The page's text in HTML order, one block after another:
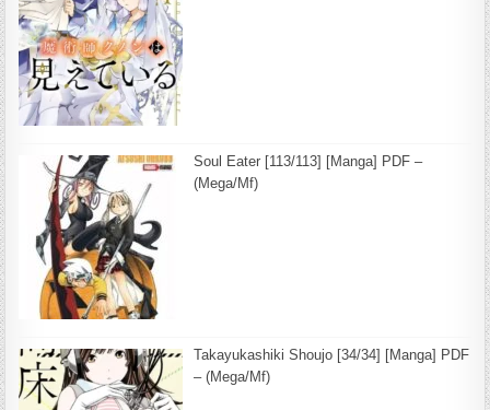
Soul Eater [113/113] [Manga] PDF –
(Mega/Mf)
Takayukashiki Shoujo [34/34] [Manga] PDF
– (Mega/Mf)